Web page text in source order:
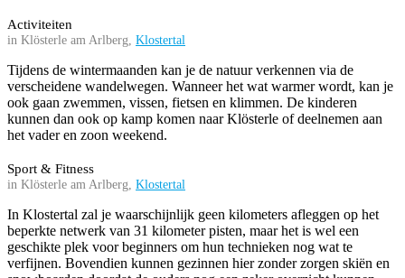
Activiteiten
in Klösterle am Arlberg, Klostertal
Tijdens de wintermaanden kan je de natuur verkennen via de
verscheidene wandelwegen. Wanneer het wat warmer wordt, kan je
ook gaan zwemmen, vissen, fietsen en klimmen. De kinderen
kunnen dan ook op kamp komen naar Klösterle of deelnemen aan
het vader en zoon weekend.
Sport & Fitness
in Klösterle am Arlberg, Klostertal
In Klostertal zal je waarschijnlijk geen kilometers afleggen op het
beperkte netwerk van 31 kilometer pisten, maar het is wel een
geschikte plek voor beginners om hun technieken nog wat te
verfijnen. Bovendien kunnen gezinnen hier zonder zorgen skiën en